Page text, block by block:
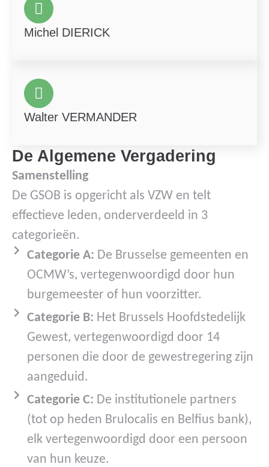
Michel DIERICK
Walter VERMANDER
De Algemene Vergadering
Samenstelling
De GSOB is opgericht als VZW en telt
effectieve leden, onderverdeeld in 3
categorieën.
Categorie A: De Brusselse gemeenten en
OCMW’s, vertegenwoordigd door hun
burgemeester of hun voorzitter.
Categorie B: Het Brussels Hoofdstedelijk
Gewest, vertegenwoordigd door 14
personen die door de gewestregering zijn
aangeduid.
Categorie C: De institutionele partners
(tot op heden Brulocalis en Belfius bank),
elk vertegenwoordigd door een persoon
van hun keuze.